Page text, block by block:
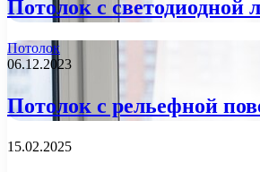
Потолок с светодиодной
Потолок
06.12.2023
Потолок с рельефной
15.02.2025